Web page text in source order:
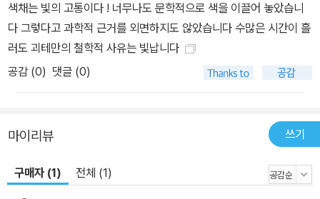
색채는 빛의 고통이다 ! 너무나도 문학적으로 색을 이끌어 놓았습니
다 그렇다고 과학적 근거를 외면하지도 않았습니다 수많은 시간이 흘
러도 괴테만의 철학적 사유는 빛납니다
공감 (0) 댓글 (0)
마이리뷰 쓰기
구매자 (1) 전체 (1)